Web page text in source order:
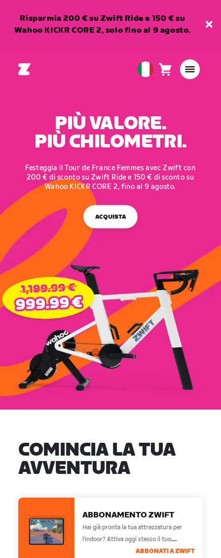
Risparmia 200 € su Zwift Ride e 150 € su
Wahoo KICKR CORE 2, solo fino al 9 agosto.
EuropeanCarrello0
PIÙ VALORE.
PIÙ CHILOMETRI.
Festeggia il Tour de France Femmes avec Zwift con
200 € di sconto su Zwift Ride e 150 € di sconto su
Wahoo KICKR CORE 2, fino al 9 agosto.
ACQUISTA
COMINCIA LA TUA
AVVENTURA
ABBONAMENTO ZWIFT
Hai già pronta la tua attrezzatura per
l’indoor? Attiva oggi stesso il tuo
abbonamento a Zwift.ABBONATI A ZWIFT